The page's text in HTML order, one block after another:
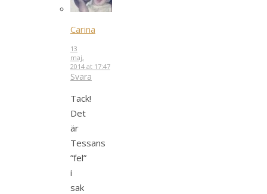
Carina
13
maj,
2014 at 17:47
Svara
Tack!
Det
är
Tessans
”fel”
i
sak